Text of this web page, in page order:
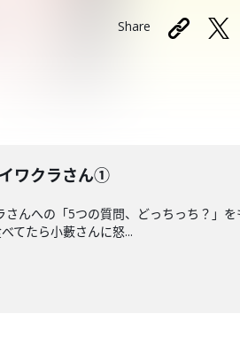
Share
ワクラさん①
んへの「5つの質問、どっちっち？」
てたら小藪さんに怒...